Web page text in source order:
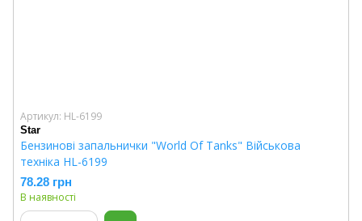
Артикул: HL-6199
Star
Бензинові запальнички "World Of Tanks" Військова
техніка HL-6199
78.28 грн
В наявності